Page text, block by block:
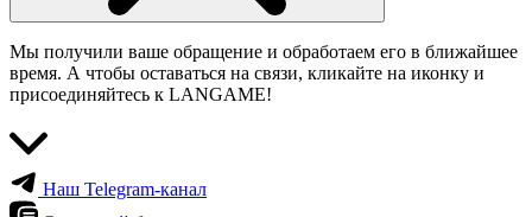
Мы получили ваше обращение и обработаем его в ближайшее
время. А чтобы оставаться на связи, кликайте на иконку и
присоединяйтесь к LANGAME!
Наш Telegram-канал